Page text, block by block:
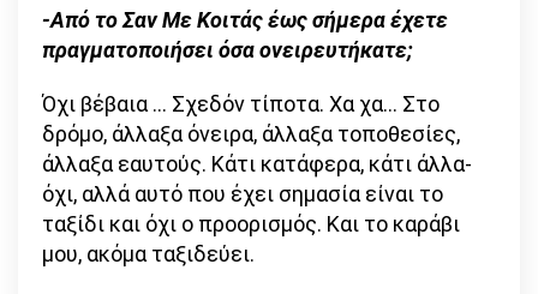
-Από το Σαν Με Κοιτάς έως σήμερα έχετε
πραγματοποιήσει όσα ονειρευτήκατε;
Όχι βέβαια … Σχεδόν τίποτα. Χα χα… Στο
δρόμο, άλλαξα όνειρα, άλλαξα τοποθεσίες,
άλλαξα εαυτούς. Κάτι κατάφερα, κάτι άλλα-
όχι, αλλά αυτό που έχει σημασία είναι το
ταξίδι και όχι ο προορισμός. Και το καράβι
μου, ακόμα ταξιδεύει.